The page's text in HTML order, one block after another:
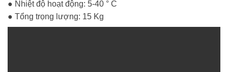
● Nhiệt độ hoạt động: 5-40 ° C
● Tổng trọng lượng: 15 Kg